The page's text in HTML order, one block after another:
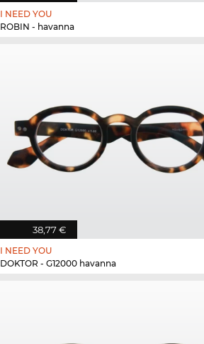
I NEED YOU
ROBIN - havanna
38,77 €
I NEED YOU
DOKTOR - G12000 havanna